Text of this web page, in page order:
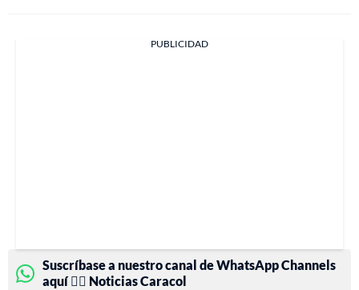
PUBLICIDAD
Suscríbase a nuestro canal de WhatsApp Channels
aquí 👉🏻 Noticias Caracol